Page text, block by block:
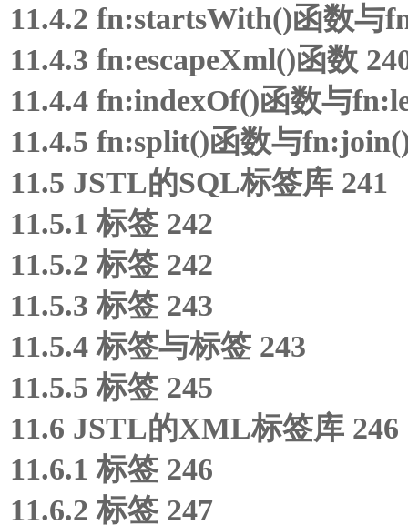
11.4.2 fn:startsWith()函数与
11.4.3 fn:escapeXml()函数
11.4.4 fn:indexOf()函数与
11.4.5 fn:split()函数与
11.5 JSTL的SQL标签库 241
11.5.1标签 242
11.5.2标签 242
11.5.3标签 243
11.5.4标签与标签 243
11.5.5标签 245
11.6 JSTL的XML标签库 246
11.6.1标签 246
11.6.2标签 247